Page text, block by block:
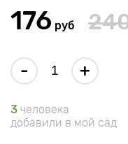
176 руб
- +
3 человека
добавили в мой сад